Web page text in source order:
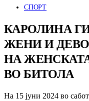
СПОРТ
КАРОЛИНА
ЖЕНИ И
НА
ВО БИТОЛА
На 15 јуни 2024 во